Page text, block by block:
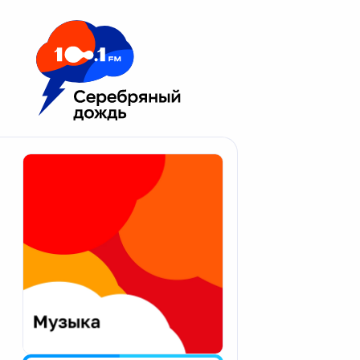
Москва 100.1 FM
Апатиты
Екатеринбург
Калининград
Калуга